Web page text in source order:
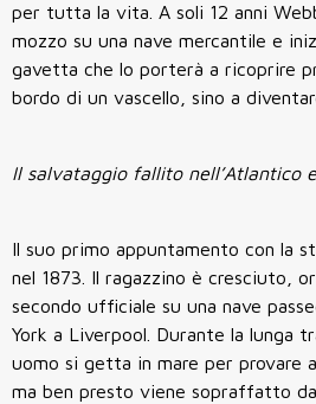
per tutta la vita. A soli 12 anni
mozzo su una nave mercantile e
gavetta che lo porterà a ricoprire
bordo di un vascello, sino a
Il salvataggio fallito nell’Atlantico
Il suo primo appuntamento con la
nel 1873. Il ragazzino è cresciuto,
secondo ufficiale su una nave
York a Liverpool. Durante la lunga
uomo si getta in mare per provare a
ma ben presto viene sopraffatto